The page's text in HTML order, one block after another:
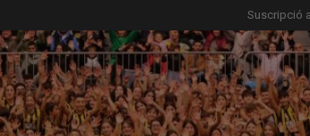
Suscripció